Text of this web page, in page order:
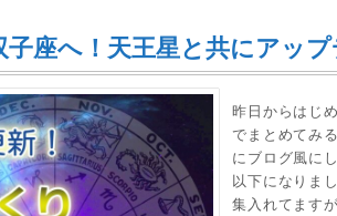
子座へ！天王星と共にアップ
昨日からはじ
でまとめてみ
にブログ風に
以下になりま
集入れてます